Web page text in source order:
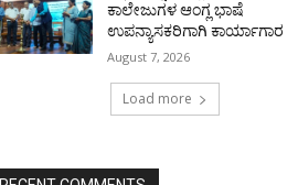
ಕಾಲೇಜುಗಳ ಆಂಗ್ಲ ಭಾಷೆ
ಉಪನ್ಯಾಸಕರಿಗಾಗಿ ಕಾರ್ಯಾಗಾರ
August 7, 2026
Load more